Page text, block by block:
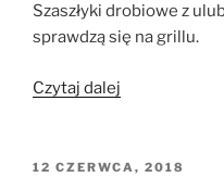
Szaszłyki drobiowe z
sprawdzą się na grillu.
Czytaj dalej
OPUBLIKOWANE
12 CZERWCA, 2018